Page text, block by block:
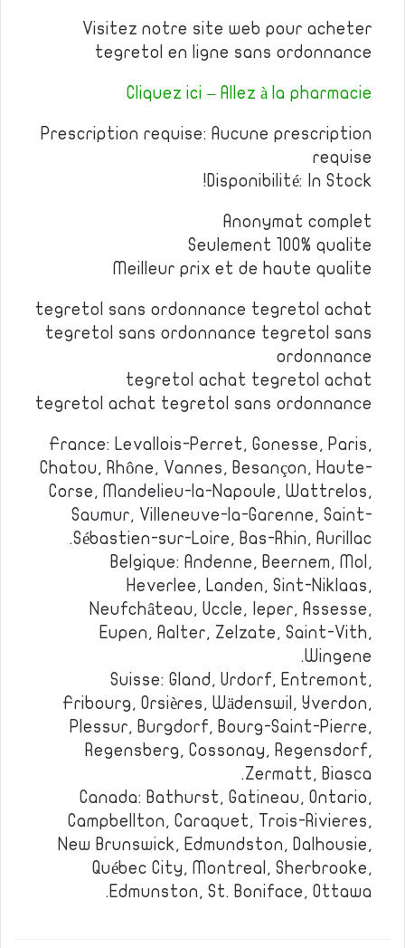
Visitez notre site web pour acheter
tegretol en ligne sans ordonnance
Cliquez ici – Allez à la pharmacie
Prescription requise: Aucune prescription
requise
Disponibilité: In Stock!
Anonymat complet
Seulement 100% qualite
Meilleur prix et de haute qualite
tegretol sans ordonnance tegretol achat
tegretol sans ordonnance tegretol sans
ordonnance
tegretol achat tegretol achat
tegretol achat tegretol sans ordonnance
France: Levallois-Perret, Gonesse, Paris,
Chatou, Rhône, Vannes, Besançon, Haute-
Corse, Mandelieu-la-Napoule, Wattrelos,
Saumur, Villeneuve-la-Garenne, Saint-
Sébastien-sur-Loire, Bas-Rhin, Aurillac.
Belgique: Andenne, Beernem, Mol,
Heverlee, Landen, Sint-Niklaas,
Neufchâteau, Uccle, Ieper, Assesse,
Eupen, Aalter, Zelzate, Saint-Vith,
Wingene.
Suisse: Gland, Urdorf, Entremont,
Fribourg, Orsières, Wädenswil, Yverdon,
Plessur, Burgdorf, Bourg-Saint-Pierre,
Regensberg, Cossonay, Regensdorf,
Zermatt, Biasca.
Canada: Bathurst, Gatineau, Ontario,
Campbellton, Caraquet, Trois-Rivieres,
New Brunswick, Edmundston, Dalhousie,
Québec City, Montreal, Sherbrooke,
Edmunston, St. Boniface, Ottawa.